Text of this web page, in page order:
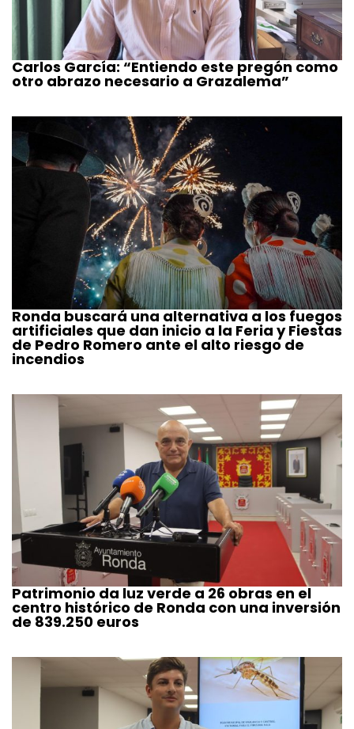
Carlos García: “Entiendo este pregón como
otro abrazo necesario a Grazalema”
Ronda buscará una alternativa a los fuegos
artificiales que dan inicio a la Feria y Fiestas
de Pedro Romero ante el alto riesgo de
incendios
Patrimonio da luz verde a 26 obras en el
centro histórico de Ronda con una inversión
de 839.250 euros